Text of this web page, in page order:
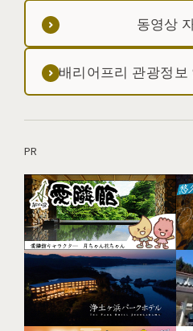
동영상
배리어프리 관광정
PR